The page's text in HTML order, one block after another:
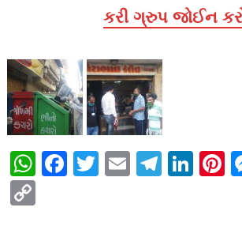
કરી ગ્રુપ જોઈન
WhatsApp
Facebook
Twitter
Email
Copy